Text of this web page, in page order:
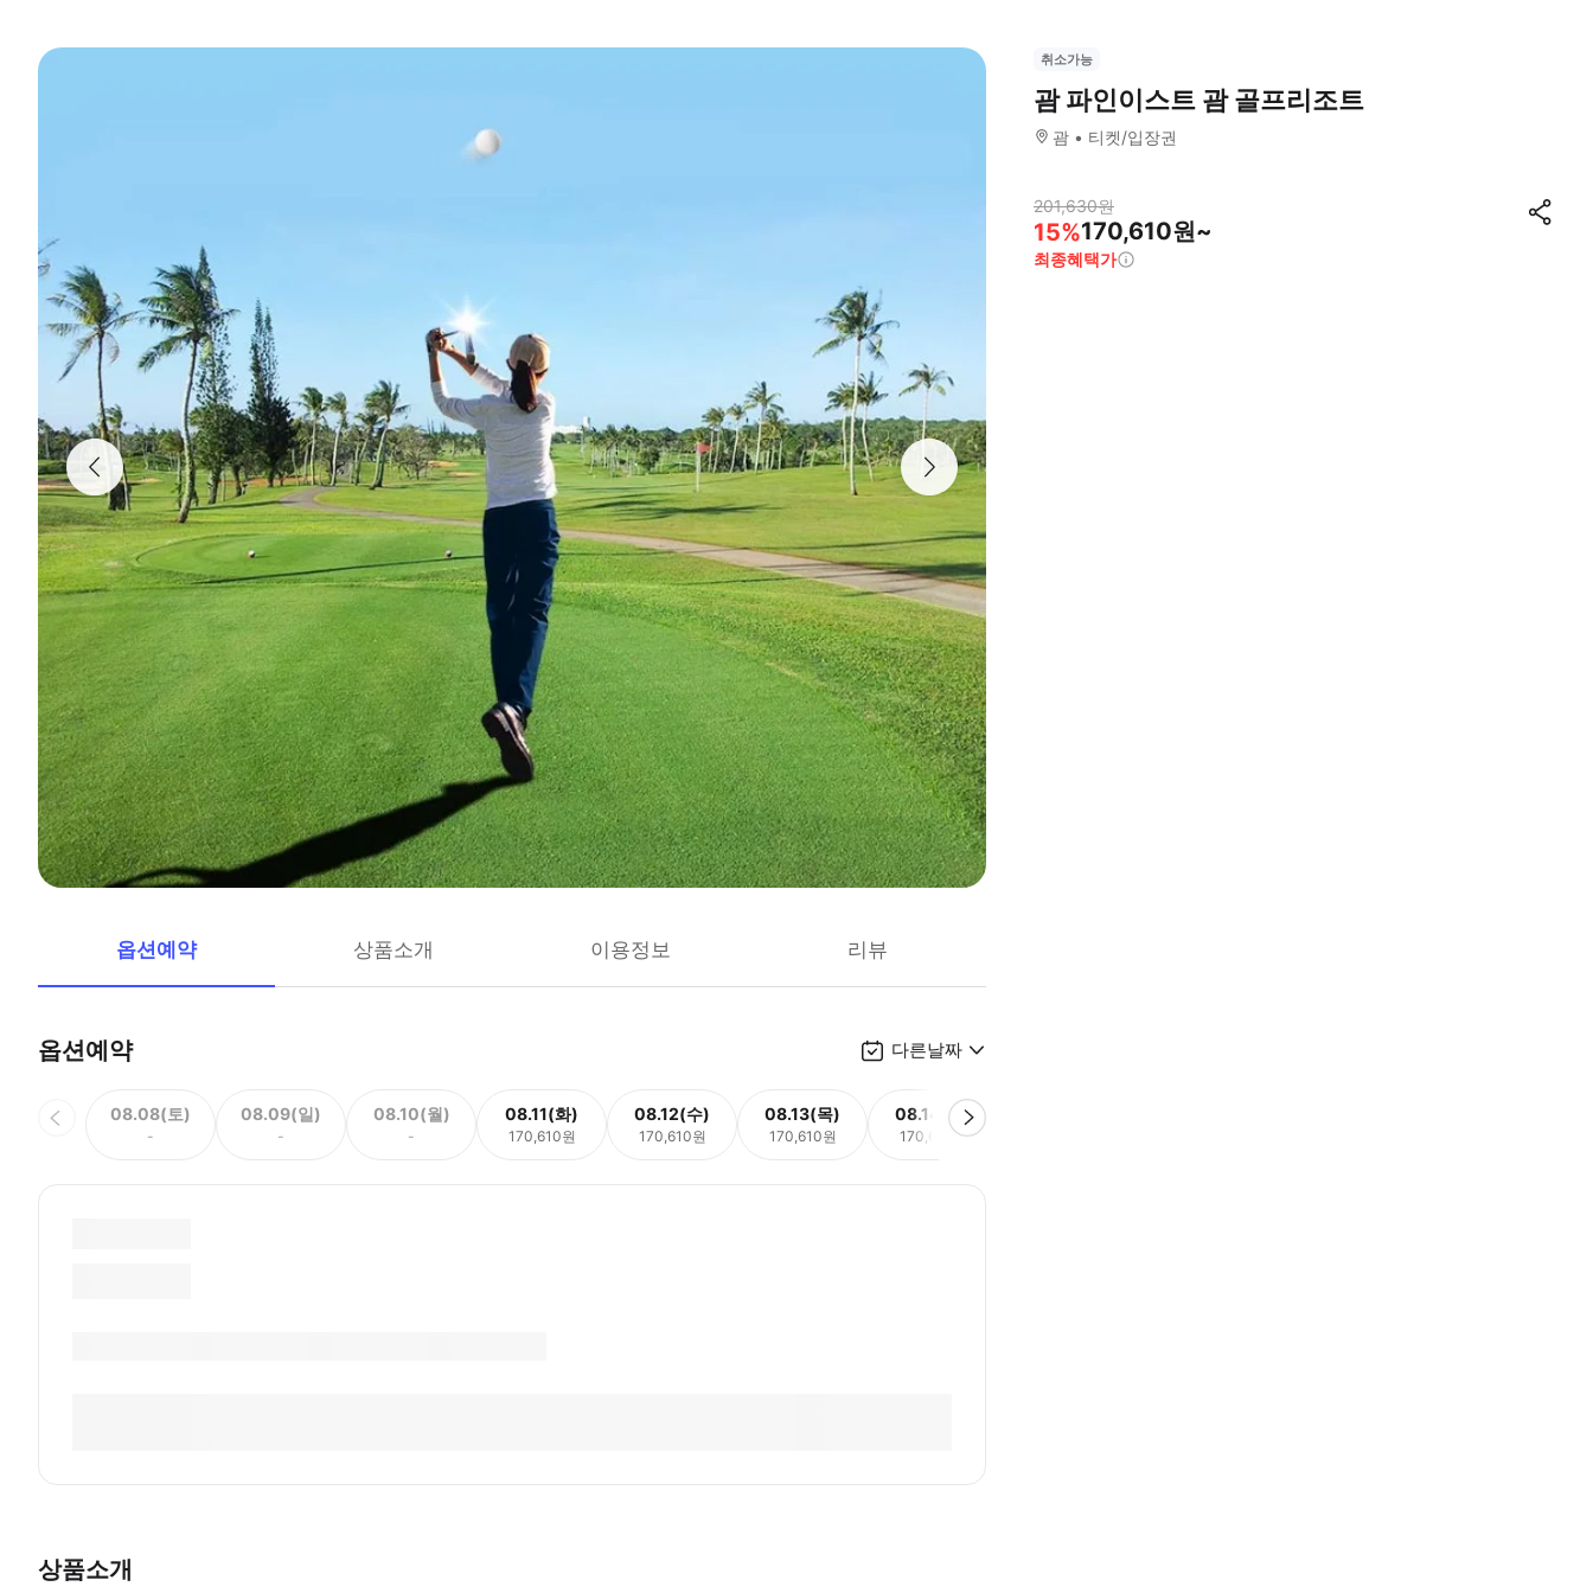
옵션예약 상품소개 이용정보 리뷰
옵션예약 다른날짜
08.08(토)
-
08.09(일)
-
08.10(월)
-
08.11(화)
170,610원
08.12(수)
170,610원
08.13(목)
170,610원
08.14(금)
170,610원
상품소개
취소가능
괌 파인이스트 괌 골프리조트
괌 티켓/입장권
201,630원
15%170,610원~
최종혜택가